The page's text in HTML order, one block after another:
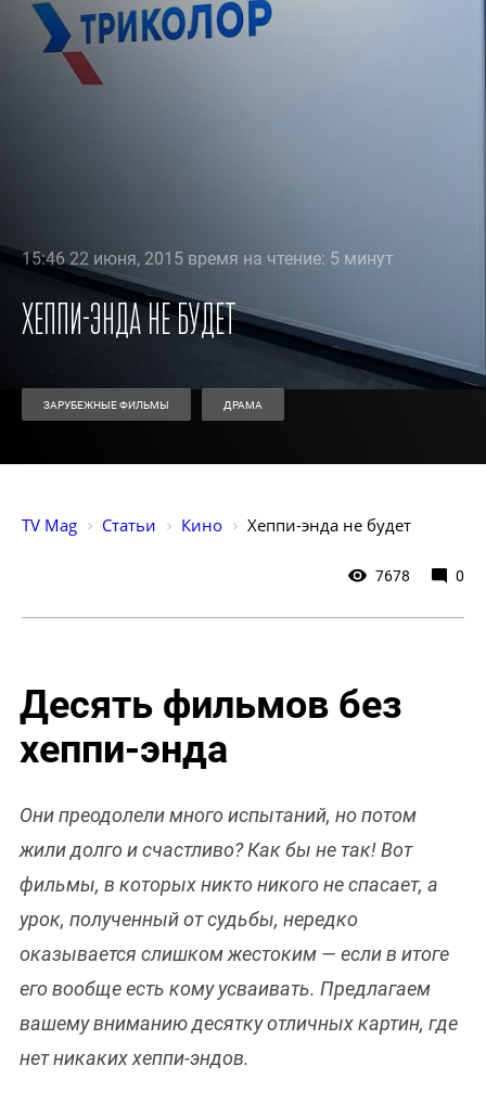
15:46 22 июня, 2015 время на чтение: 5 минут
Хеппи-энда не будет
ЗАРУБЕЖНЫЕ ФИЛЬМЫ ДРАМА
TV Mag Статьи Кино Хеппи-энда не будет
7678 0
Десять фильмов без
хеппи-энда
Они преодолели много испытаний, но потом
жили долго и счастливо? Как бы не так! Вот
фильмы, в которых никто никого не спасает, а
урок, полученный от судьбы, нередко
оказывается слишком жестоким — если в итоге
его вообще есть кому усваивать. Предлагаем
вашему вниманию десятку отличных картин, где
нет никаких хеппи-эндов.